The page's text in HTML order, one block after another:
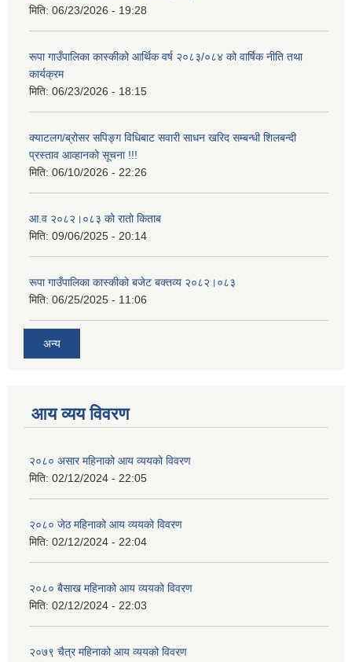
मिति: 06/23/2026 - 19:28
रूपा गाउँपालिका कास्कीको आर्थिक वर्ष २०८३/०८४ को वार्षिक नीति तथा
कार्यक्रम
मिति: 06/23/2026 - 18:15
क्याटलग/ब्रोसर सपिङ्ग विधिबाट सवारी साधन खरिद सम्बन्धी शिलबन्दी
प्रस्ताव आव्हानको सूचना !!!
मिति: 06/10/2026 - 22:26
आ.व २०८२।०८३ को रातो किताब
मिति: 09/06/2025 - 20:14
रूपा गाउँपालिका कास्कीको बजेट बक्तव्य २०८२।०८३
मिति: 06/25/2025 - 11:06
अन्य
आय व्यय विवरण
२०८० असार महिनाको आय व्ययको विवरण
मिति: 02/12/2024 - 22:05
२०८० जेठ महिनाको आय व्ययको विवरण
मिति: 02/12/2024 - 22:04
२०८० बैसाख महिनाको आय व्ययको विवरण
मिति: 02/12/2024 - 22:03
२०७९ चैत्र महिनाको आय व्ययको विवरण